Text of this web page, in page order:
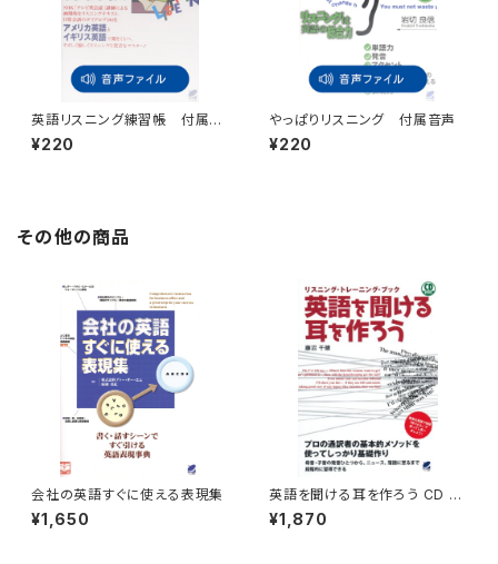
英語リスニング練習帳 付属音
声
¥220
やっぱりリスニング 付属音声
¥220
その他の商品
会社の英語すぐに使える表現集
¥1,650
英語を聞ける耳を作ろう CD B
OOK
¥1,870